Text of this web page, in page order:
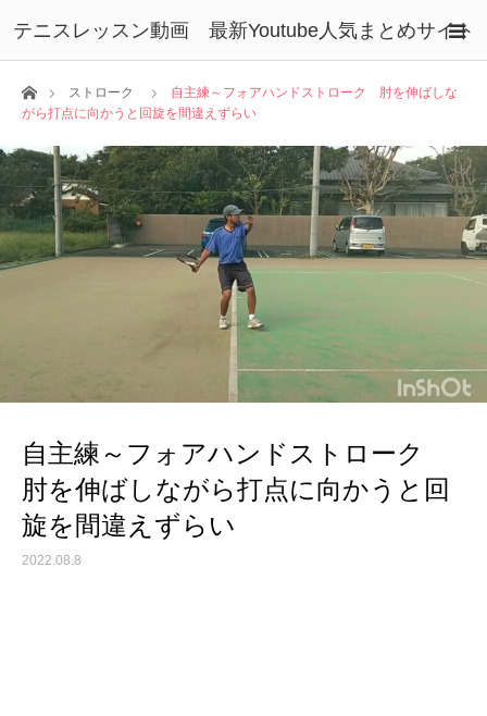
テニスレッスン動画 最新Youtube人気まとめサイト
ホームストローク
自主練～フォアハンドストローク 肘を伸ばしな
がら打点に向かうと回旋を間違えずらい
自主練～フォアハンドストローク
肘を伸ばしながら打点に向かうと回
旋を間違えずらい
2022.08.8